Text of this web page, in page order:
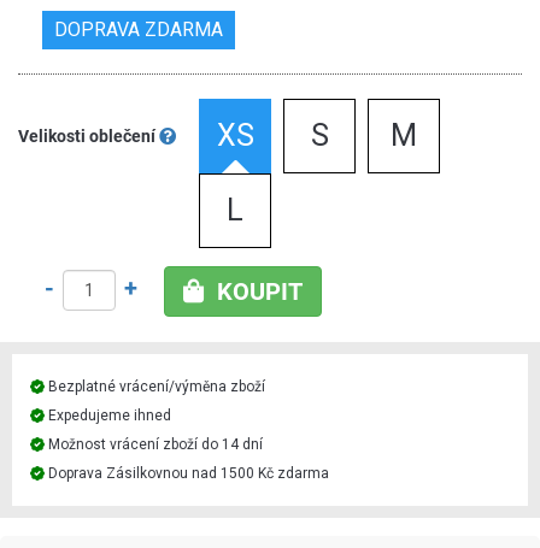
DOPRAVA ZDARMA
Velikosti oblečení XS S M
L
- + KOUPIT
Bezplatné vrácení/výměna zboží
Expedujeme ihned
Možnost vrácení zboží do 14 dní
Doprava Zásilkovnou nad 1500 Kč zdarma